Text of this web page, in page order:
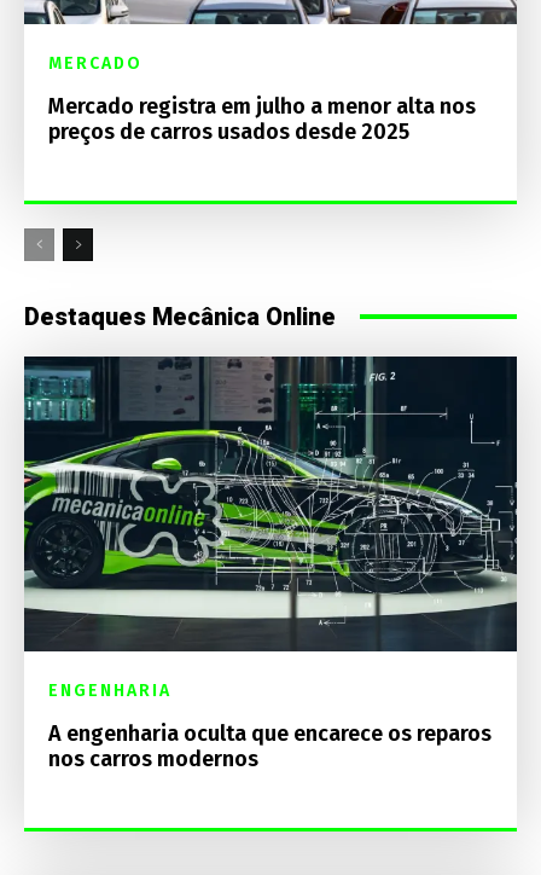
MERCADO
Mercado registra em julho a menor alta nos
preços de carros usados desde 2025
Destaques Mecânica Online
ENGENHARIA
A engenharia oculta que encarece os reparos
nos carros modernos